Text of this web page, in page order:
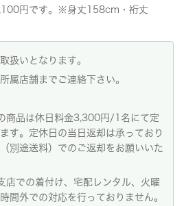
円です。※身丈158cm・裄丈
扱いとなります。
属店舗までご連絡下さい。
品は休日料金3,300円/1名にて定
す。定休日の当日返却は承っており
別途送料）でのご返却をお願いいた
での着付け、宅配レンタル、火曜
間外での対応を行っておりません。